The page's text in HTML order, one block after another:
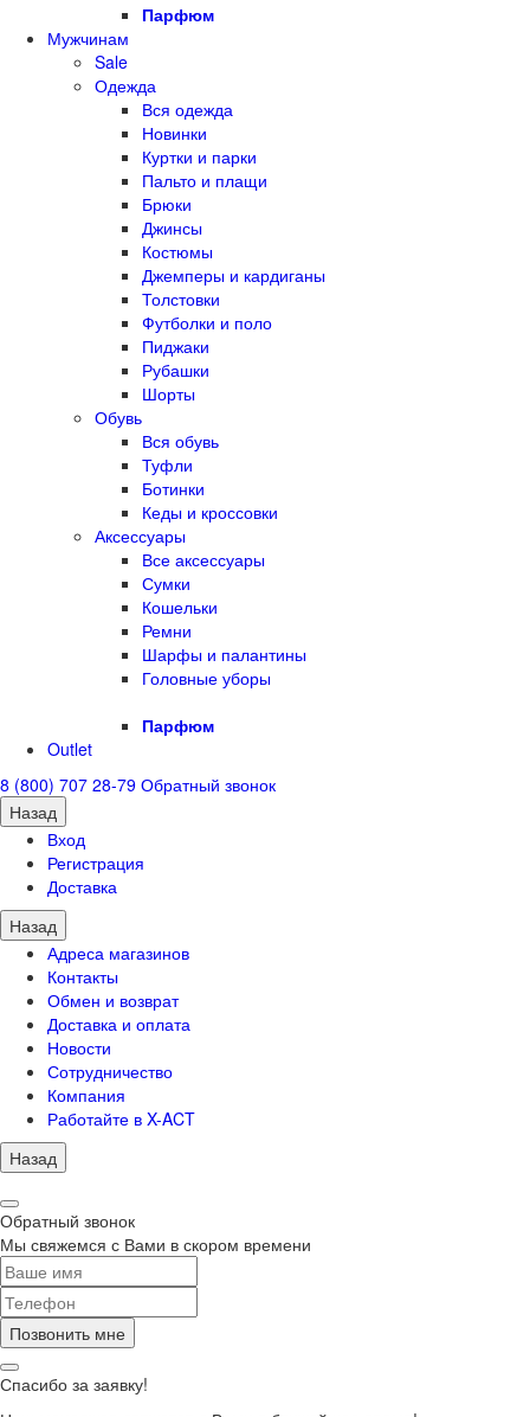
Парфюм
Мужчинам
Sale
Одежда
Вся одежда
Новинки
Куртки и парки
Пальто и плащи
Брюки
Джинсы
Костюмы
Джемперы и кардиганы
Толстовки
Футболки и поло
Пиджаки
Рубашки
Шорты
Обувь
Вся обувь
Туфли
Ботинки
Кеды и кроссовки
Аксессуары
Все аксессуары
Сумки
Кошельки
Ремни
Шарфы и палантины
Головные уборы
Парфюм
Outlet
8 (800) 707 28-79 Обратный звонок
Назад
Вход
Регистрация
Доставка
Назад
Адреса магазинов
Контакты
Обмен и возврат
Доставка и оплата
Новости
Сотрудничество
Компания
Работайте в X-ACT
Назад
Обратный звонок
Мы свяжемся с Вами в скором времени
Позвонить мне
Спасибо за заявку!